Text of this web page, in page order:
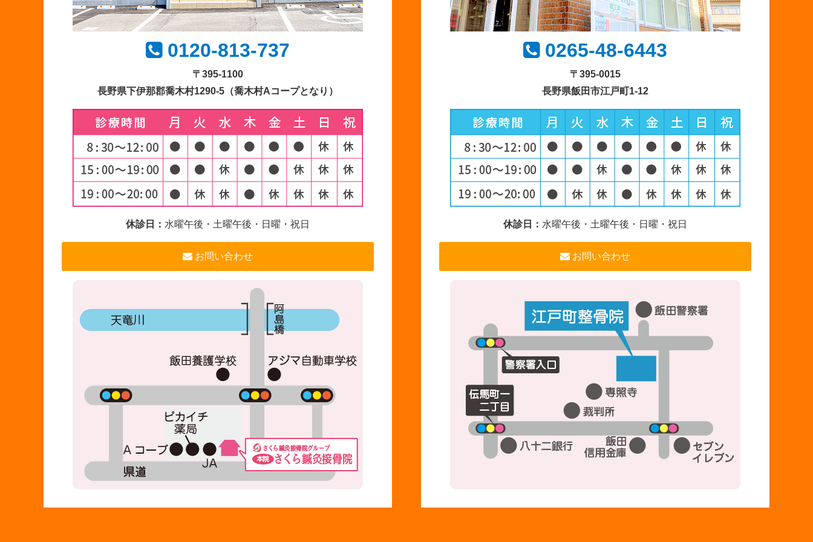
0120-813-737
〒395-1100
長野県下伊那郡喬木村1290-5 （喬木村Aコープとなり）
休診日： 水曜午後・土曜午後・日曜・祝日
お問い合わせ
0265-48-6443
〒395-0015
長野県飯田市江戸町1-12
休診日： 水曜午後・土曜午後・日曜・祝日
お問い合わせ